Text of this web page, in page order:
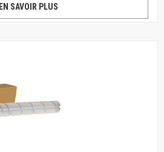
EN SAVOIR PLUS